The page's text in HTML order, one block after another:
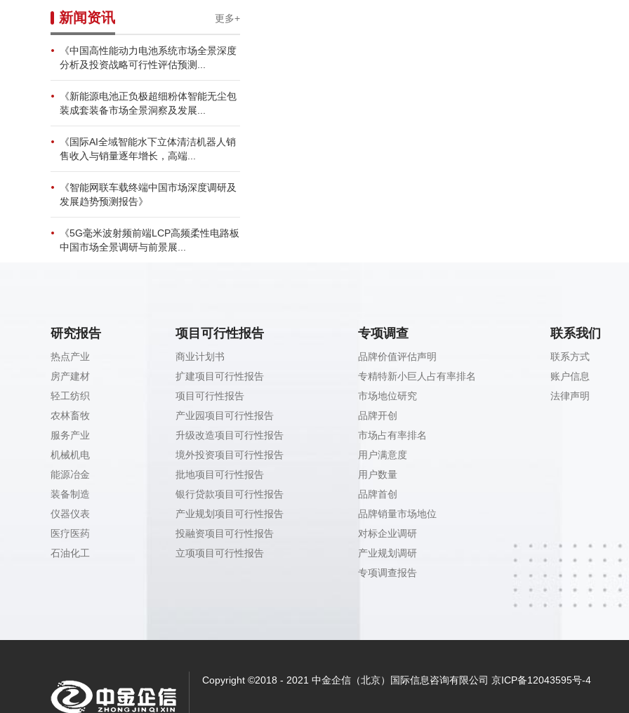
新闻资讯 更多+
《中国高性能动力电池系统市场全景深度
分析及投资战略可行性评估预测...
《新能源电池正负极超细粉体智能无尘包
装成套装备市场全景洞察及发展...
《国际AI全域智能水下立体清洁机器人销
售收入与销量逐年增长，高端...
《智能网联车载终端中国市场深度调研及
发展趋势预测报告》
《5G毫米波射频前端LCP高频柔性电路板
中国市场全景调研与前景展...
研究报告
热点产业
房产建材
轻工纺织
农林畜牧
服务产业
机械机电
能源冶金
装备制造
仪器仪表
医疗医药
石油化工
项目可行性报告
商业计划书
扩建项目可行性报告
项目可行性报告
产业园项目可行性报告
升级改造项目可行性报告
境外投资项目可行性报告
批地项目可行性报告
银行贷款项目可行性报告
产业规划项目可行性报告
投融资项目可行性报告
立项项目可行性报告
专项调查
品牌价值评估声明
专精特新小巨人占有率排名
市场地位研究
品牌开创
市场占有率排名
用户满意度
用户数量
品牌首创
品牌销量市场地位
对标企业调研
产业规划调研
专项调查报告
联系我们
联系方式
账户信息
法律声明
Copyright ©2018 - 2021 中金企信（北京）国际信息咨询有限公司 京ICP备12043595号-4